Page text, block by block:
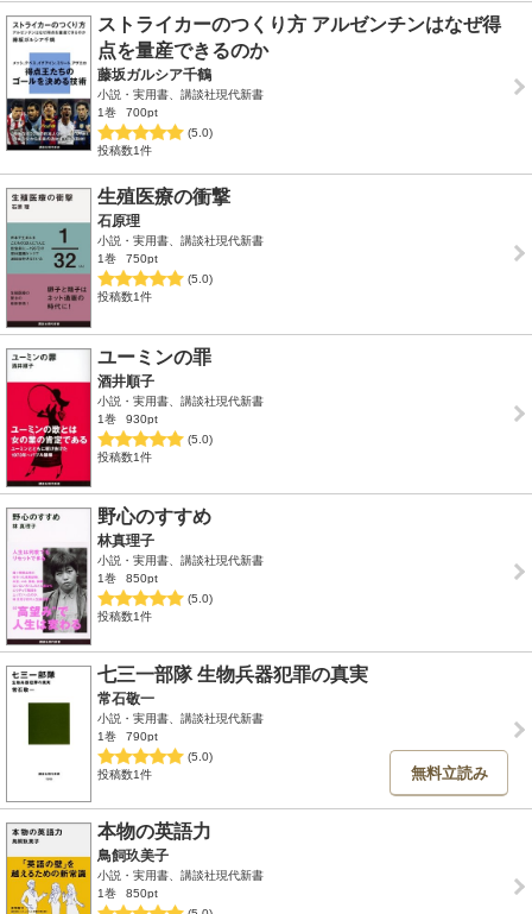
ストライカーのつくり方 アルゼンチンはなぜ得
点を量産できるのか
藤坂ガルシア千鶴
小説・実用書、講談社現代新書
1巻
700pt
(5.0)
投稿数1件
生殖医療の衝撃
石原理
小説・実用書、講談社現代新書
1巻
750pt
(5.0)
投稿数1件
ユーミンの罪
酒井順子
小説・実用書、講談社現代新書
1巻
930pt
(5.0)
投稿数1件
野心のすすめ
林真理子
小説・実用書、講談社現代新書
1巻
850pt
(5.0)
投稿数1件
七三一部隊 生物兵器犯罪の真実
常石敬一
小説・実用書、講談社現代新書
1巻
790pt
(5.0)
投稿数1件
無料立読み
本物の英語力
鳥飼玖美子
小説・実用書、講談社現代新書
1巻
850pt